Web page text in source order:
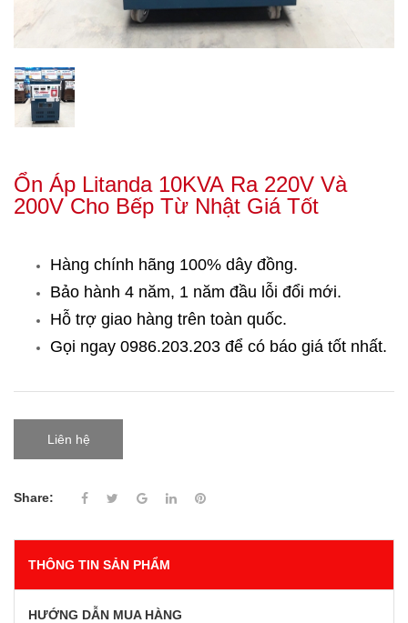
Ổn Áp Litanda 10KVA Ra 220V Và
200V Cho Bếp Từ Nhật Giá Tốt
Hàng chính hãng 100% dây đồng.
Bảo hành 4 năm, 1 năm đầu lỗi đổi mới.
Hỗ trợ giao hàng trên toàn quốc.
Gọi ngay 0986.203.203 để có báo giá tốt nhất.
Liên hệ
Share:
THÔNG TIN SẢN PHẨM
HƯỚNG DẪN MUA HÀNG